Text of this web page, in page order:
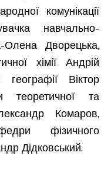
комунікації
навчально-
Олена Дворецька,
хімії Андрій
Віктор
теоретичної та
Комаров,
фізичного
Дідковський.